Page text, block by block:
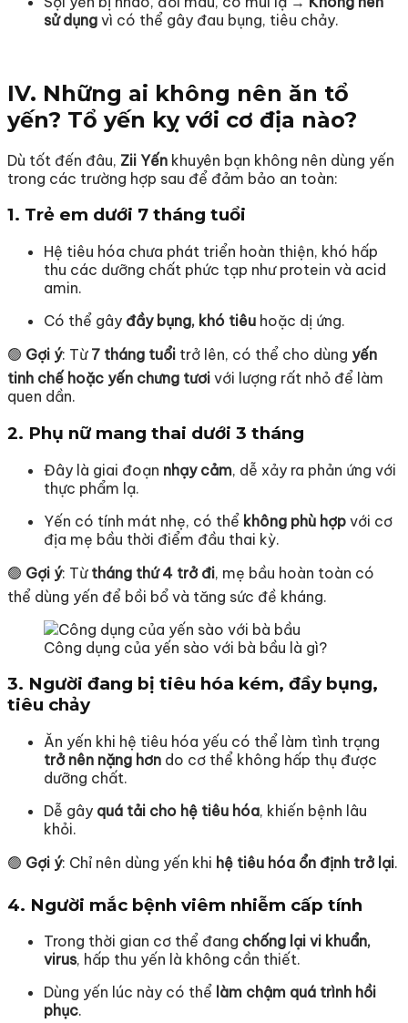
sử dụng vì có thể gây đau bụng, tiêu chảy.
IV. Những ai không nên ăn tổ
yến? Tổ yến kỵ với cơ địa nào?
Dù tốt đến đâu, Zii Yến khuyên bạn không nên dùng yến
trong các trường hợp sau để đảm bảo an toàn:
1. Trẻ em dưới 7 tháng tuổi
Hệ tiêu hóa chưa phát triển hoàn thiện, khó hấp
thu các dưỡng chất phức tạp như protein và acid
amin.
Có thể gây đầy bụng, khó tiêu hoặc dị ứng.
🟢 Gợi ý: Từ 7 tháng tuổi trở lên, có thể cho dùng yến
tinh chế hoặc yến chưng tươi với lượng rất nhỏ để làm
quen dần.
2. Phụ nữ mang thai dưới 3 tháng
Đây là giai đoạn nhạy cảm, dễ xảy ra phản ứng với
thực phẩm lạ.
Yến có tính mát nhẹ, có thể không phù hợp với cơ
địa mẹ bầu thời điểm đầu thai kỳ.
🟢 Gợi ý: Từ tháng thứ 4 trở đi, mẹ bầu hoàn toàn có
thể dùng yến để bồi bổ và tăng sức đề kháng.
Công dụng của yến sào với bà bầu là gì?
3. Người đang bị tiêu hóa kém, đầy bụng,
tiêu chảy
Ăn yến khi hệ tiêu hóa yếu có thể làm tình trạng
trở nên nặng hơn do cơ thể không hấp thụ được
dưỡng chất.
Dễ gây quá tải cho hệ tiêu hóa, khiến bệnh lâu
khỏi.
🟢 Gợi ý: Chỉ nên dùng yến khi hệ tiêu hóa ổn định trở lại.
4. Người mắc bệnh viêm nhiễm cấp tính
Trong thời gian cơ thể đang chống lại vi khuẩn,
virus, hấp thu yến là không cần thiết.
Dùng yến lúc này có thể làm chậm quá trình hồi
phục.